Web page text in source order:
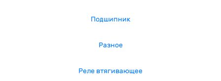
Подшипник
Разное
Реле втягивающее